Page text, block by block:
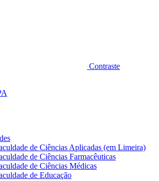
Contraste
de Ciências Aplicadas (em Limeira)
de Ciências Farmacêuticas
de Ciências Médicas
de Educação